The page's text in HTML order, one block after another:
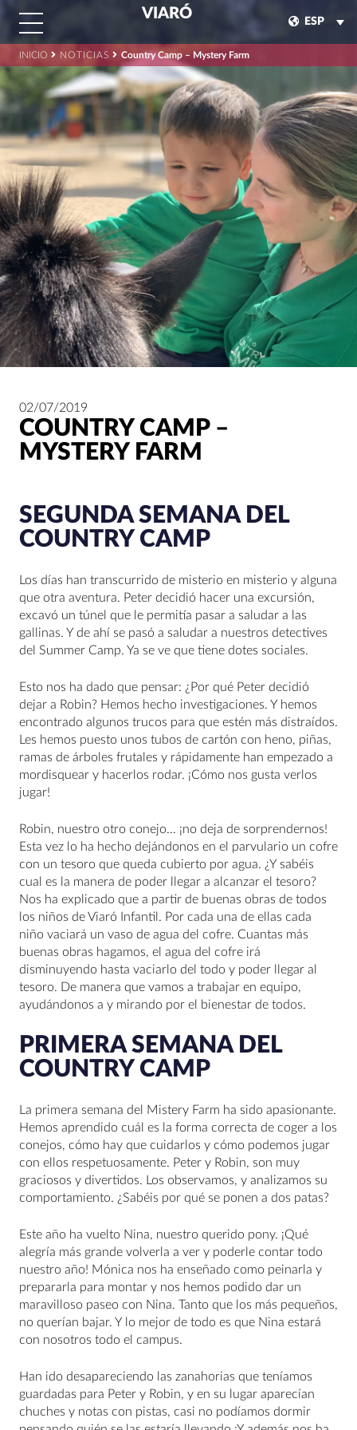
VIARÓ
ESP
INICIO NOTICIAS Country Camp – Mystery Farm
02/07/2019
COUNTRY CAMP –
MYSTERY FARM
SEGUNDA SEMANA DEL
COUNTRY CAMP
Los días han transcurrido de misterio en misterio y alguna
que otra aventura. Peter decidió hacer una excursión,
excavó un túnel que le permitía pasar a saludar a las
gallinas. Y de ahí se pasó a saludar a nuestros detectives
del Summer Camp. Ya se ve que tiene dotes sociales.
Esto nos ha dado que pensar: ¿Por qué Peter decidió
dejar a Robin? Hemos hecho investigaciones. Y hemos
encontrado algunos trucos para que estén más distraídos.
Les hemos puesto unos tubos de cartón con heno, piñas,
ramas de árboles frutales y rápidamente han empezado a
mordisquear y hacerlos rodar. ¡Cómo nos gusta verlos
jugar!
Robin, nuestro otro conejo… ¡no deja de sorprendernos!
Esta vez lo ha hecho dejándonos en el parvulario un cofre
con un tesoro que queda cubierto por agua. ¿Y sabéis
cual es la manera de poder llegar a alcanzar el tesoro?
Nos ha explicado que a partir de buenas obras de todos
los niños de Viaró Infantil. Por cada una de ellas cada
niño vaciará un vaso de agua del cofre. Cuantas más
buenas obras hagamos, el agua del cofre irá
disminuyendo hasta vaciarlo del todo y poder llegar al
tesoro. De manera que vamos a trabajar en equipo,
ayudándonos a y mirando por el bienestar de todos.
PRIMERA SEMANA DEL
COUNTRY CAMP
La primera semana del Mistery Farm ha sido apasionante.
Hemos aprendido cuál es la forma correcta de coger a los
conejos, cómo hay que cuidarlos y cómo podemos jugar
con ellos respetuosamente. Peter y Robin, son muy
graciosos y divertidos. Los observamos, y analizamos su
comportamiento. ¿Sabéis por qué se ponen a dos patas?
Este año ha vuelto Nina, nuestro querido pony. ¡Qué
alegría más grande volverla a ver y poderle contar todo
nuestro año! Mónica nos ha enseñado como peinarla y
prepararla para montar y nos hemos podido dar un
maravilloso paseo con Nina. Tanto que los más pequeños,
no querían bajar. Y lo mejor de todo es que Nina estará
con nosotros todo el campus.
Han ido desapareciendo las zanahorias que teníamos
guardadas para Peter y Robin, y en su lugar aparecían
chuches y notas con pistas, casi no podíamos dormir